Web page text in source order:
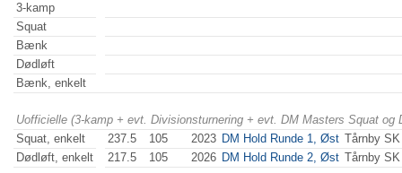
3-kamp
Squat
Bænk
Dødløft
Bænk, enkelt
Uofficielle (3-kamp + evt. Divisionsturnering + evt. DM Masters Squat
Squat, enkelt
237.5 105 2023 DM Hold Runde 1, Øst Tårnby SK
Dødløft, enkelt
217.5 105 2026 DM Hold Runde 2, Øst Tårnby SK